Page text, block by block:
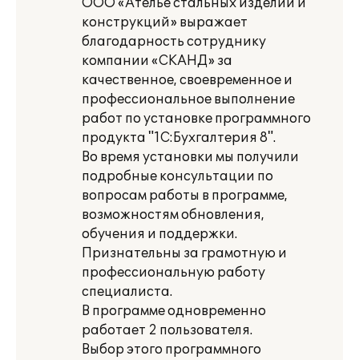
ООО «Ателье стальных изделий и
конструкций» выражает
благодарность сотруднику
компании «СКАНД» за
качественное, своевременное и
профессиональное выполнение
работ по установке программного
продукта "1С:Бухгалтерия 8".
Во время установки мы получили
подробные консультации по
вопросам работы в программе,
возможностям обновления,
обучения и поддержки.
Признательны за грамотную и
профессиональную работу
специалиста.
В программе одновременно
работает 2 пользователя.
Выбор этого программного